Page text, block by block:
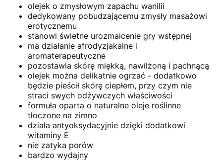
olejek o zmysłowym zapachu wanilii
dedykowany pobudzającemu zmysły masażowi
erotycznemu
stanowi świetne urozmaicenie gry wstępnej
ma działanie afrodyzjakalne i
aromaterapeutyczne
pozostawia skórę miękką, nawilżoną i pachnącą
olejek można delikatnie ogrzać - dodatkowo
będzie pieścił skórę ciepłem, przy czym nie
straci swych odżywczych właściwości
formuła oparta o naturalne oleje roślinne
tłoczone na zimno
działa antyoksydacyjnie dzięki dodatkowi
witaminy E
nie zatyka porów
bardzo wydajny